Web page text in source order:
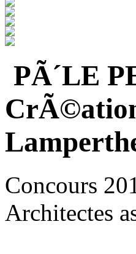
PÃ´LE
Concours
Architectes